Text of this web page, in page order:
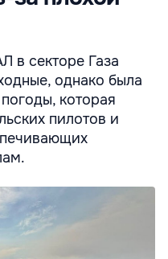
в секторе Газа
однако была
которая
пилотов и